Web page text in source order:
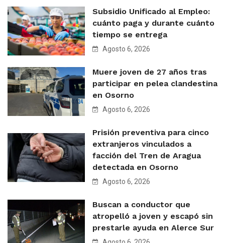
Subsidio Unificado al Empleo:
cuánto paga y durante cuánto
tiempo se entrega
Agosto 6, 2026
Muere joven de 27 años tras
participar en pelea clandestina
en Osorno
Agosto 6, 2026
Prisión preventiva para cinco
extranjeros vinculados a
facción del Tren de Aragua
detectada en Osorno
Agosto 6, 2026
Buscan a conductor que
atropelló a joven y escapó sin
prestarle ayuda en Alerce Sur